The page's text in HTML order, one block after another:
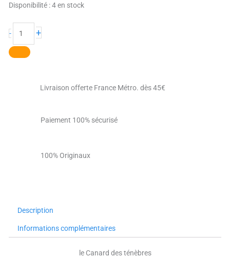
Disponibilité : 4 en stock
-
quantité
Le
Canard
des
ténèbres
+
Livraison offerte France Métro. dès 45€
Paiement 100% sécurisé
100% Originaux
Description
Informations complémentaires
le Canard des ténèbres